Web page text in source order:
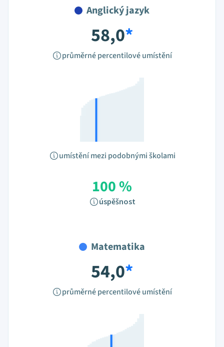
Anglický jazyk
58,0*
průměrné percentilové umístění
umístění mezi podobnými školami
100 %
úspěšnost
Matematika
54,0*
průměrné percentilové umístění